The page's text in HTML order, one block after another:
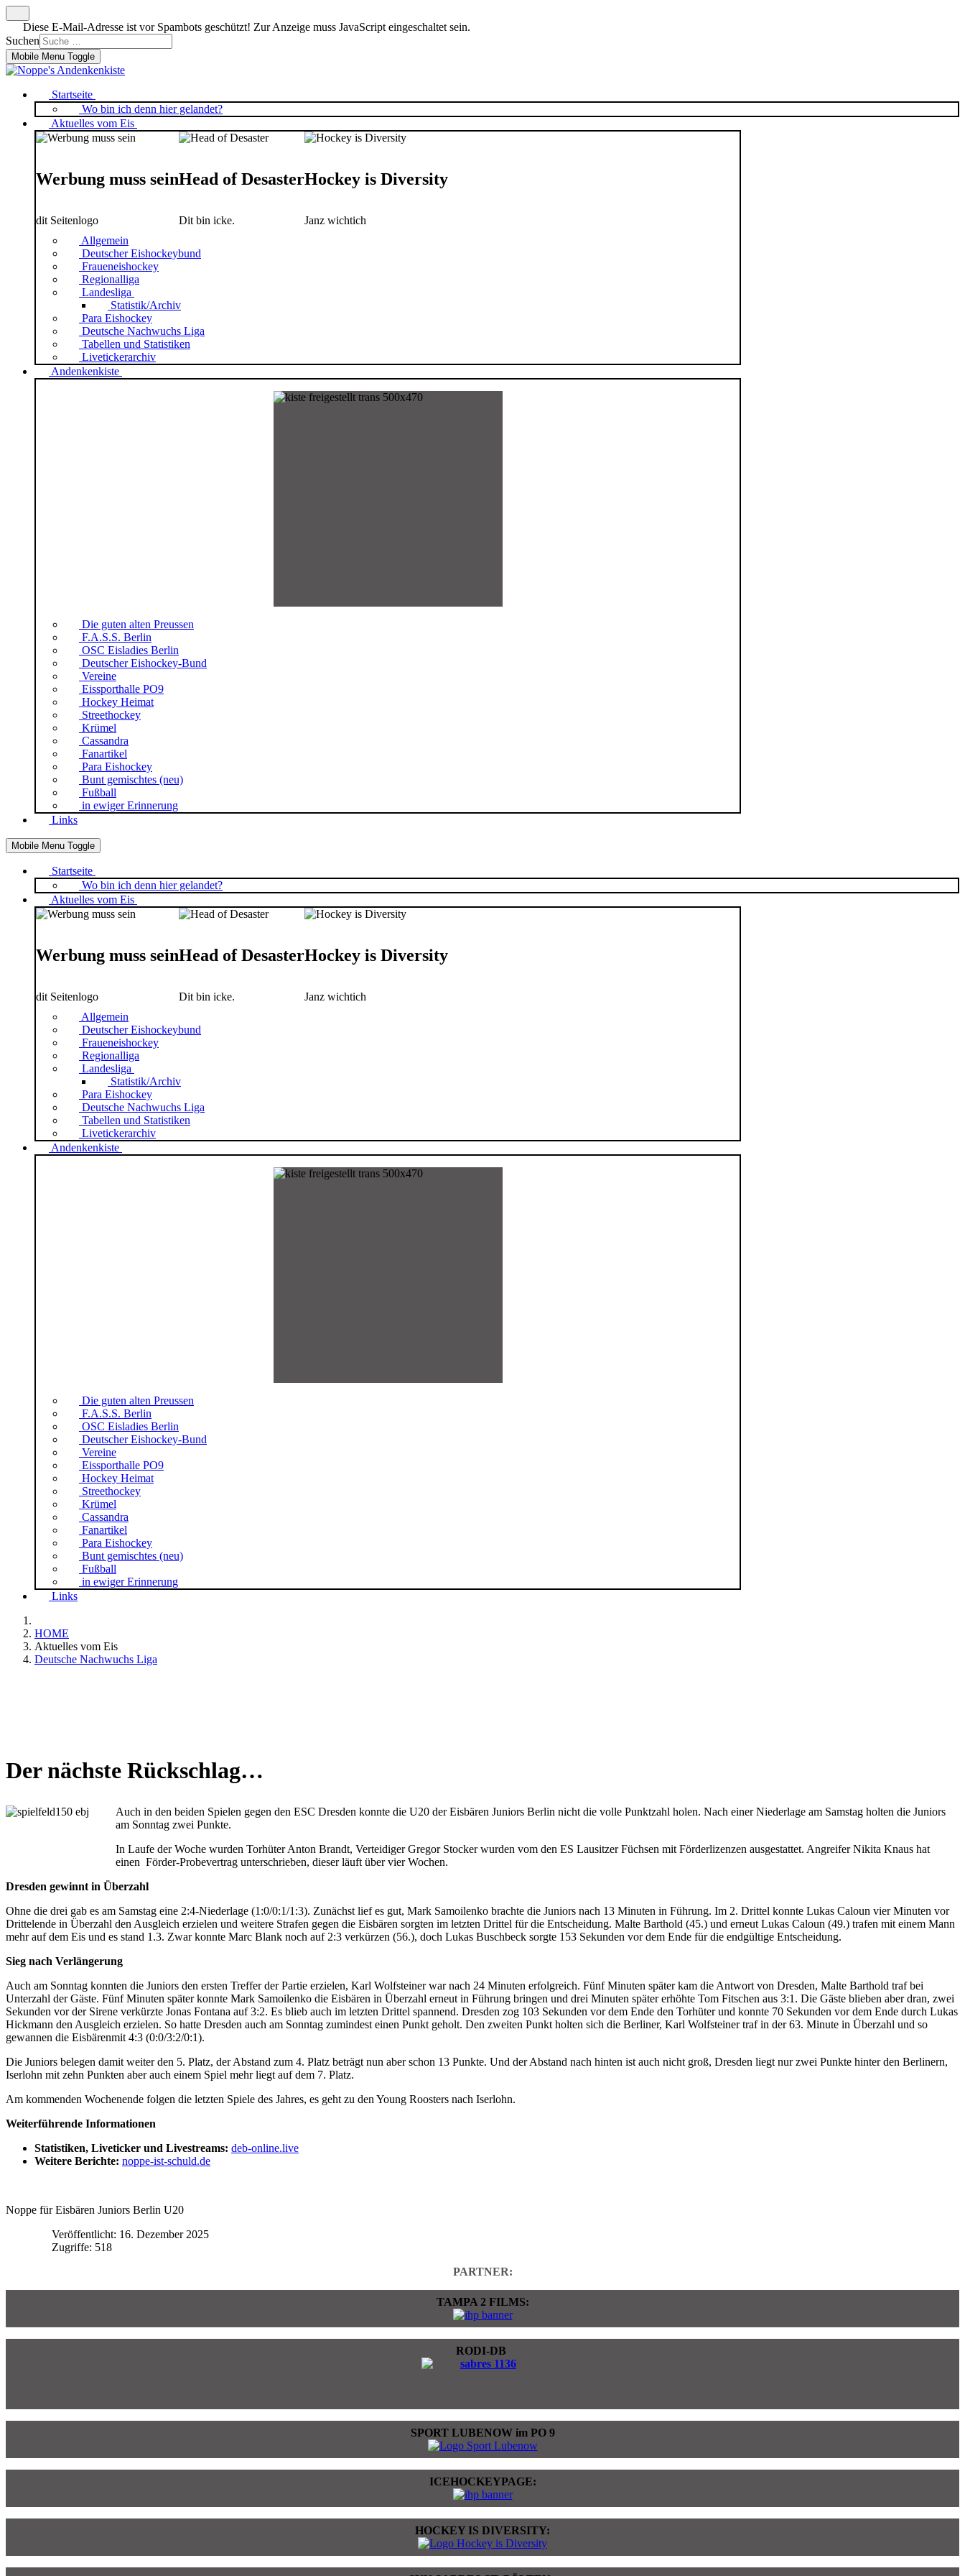
Diese E-Mail-Adresse ist vor Spambots geschützt! Zur Anzeige muss JavaScript eingeschaltet sein.
Suchen
Mobile Menu Toggle
Startseite
Wo bin ich denn hier gelandet?
Aktuelles vom Eis
Werbung muss sein
dit Seitenlogo
Head of Desaster
Dit bin icke.
Hockey is Diversity
Janz wichtich
Allgemein
Deutscher Eishockeybund
Fraueneishockey
Regionalliga
Landesliga
Statistik/Archiv
Para Eishockey
Deutsche Nachwuchs Liga
Tabellen und Statistiken
Livetickerarchiv
Andenkenkiste
Die guten alten Preussen
F.A.S.S. Berlin
OSC Eisladies Berlin
Deutscher Eishockey-Bund
Vereine
Eissporthalle PO9
Hockey Heimat
Streethockey
Krümel
Cassandra
Fanartikel
Para Eishockey
Bunt gemischtes (neu)
Fußball
in ewiger Erinnerung
Links
Mobile Menu Toggle
Startseite
Wo bin ich denn hier gelandet?
Aktuelles vom Eis
Werbung muss sein
dit Seitenlogo
Head of Desaster
Dit bin icke.
Hockey is Diversity
Janz wichtich
Allgemein
Deutscher Eishockeybund
Fraueneishockey
Regionalliga
Landesliga
Statistik/Archiv
Para Eishockey
Deutsche Nachwuchs Liga
Tabellen und Statistiken
Livetickerarchiv
Andenkenkiste
Die guten alten Preussen
F.A.S.S. Berlin
OSC Eisladies Berlin
Deutscher Eishockey-Bund
Vereine
Eissporthalle PO9
Hockey Heimat
Streethockey
Krümel
Cassandra
Fanartikel
Para Eishockey
Bunt gemischtes (neu)
Fußball
in ewiger Erinnerung
Links
HOME
Aktuelles vom Eis
Deutsche Nachwuchs Liga
Der nächste Rückschlag…
Auch in den beiden Spielen gegen den ESC Dresden konnte die U20 der Eisbären Juniors Berlin nicht die volle Punktzahl holen. Nach einer Niederlage am Samstag holten die Juniors
am Sonntag zwei Punkte.
In Laufe der Woche wurden Torhüter Anton Brandt, Verteidiger Gregor Stocker wurden vom den ES Lausitzer Füchsen mit Förderlizenzen ausgestattet. Angreifer Nikita Knaus hat
einen Förder-Probevertrag unterschrieben, dieser läuft über vier Wochen.
Dresden gewinnt in Überzahl
Ohne die drei gab es am Samstag eine 2:4-Niederlage (1:0/0:1/1:3). Zunächst lief es gut, Mark Samoilenko brachte die Juniors nach 13 Minuten in Führung. Im 2. Drittel konnte Lukas Caloun vier Minuten vor
Drittelende in Überzahl den Ausgleich erzielen und weitere Strafen gegen die Eisbären sorgten im letzten Drittel für die Entscheidung. Malte Barthold (45.) und erneut Lukas Caloun (49.) trafen mit einem Mann
mehr auf dem Eis und es stand 1.3. Zwar konnte Marc Blank noch auf 2:3 verkürzen (56.), doch Lukas Buschbeck sorgte 153 Sekunden vor dem Ende für die endgültige Entscheidung.
Sieg nach Verlängerung
Auch am Sonntag konnten die Juniors den ersten Treffer der Partie erzielen, Karl Wolfsteiner war nach 24 Minuten erfolgreich. Fünf Minuten später kam die Antwort von Dresden, Malte Barthold traf bei
Unterzahl der Gäste. Fünf Minuten später konnte Mark Samoilenko die Eisbären in Überzahl erneut in Führung bringen und drei Minuten später erhöhte Tom Fitschen aus 3:1. Die Gäste blieben aber dran, zwei
Sekunden vor der Sirene verkürzte Jonas Fontana auf 3:2. Es blieb auch im letzten Drittel spannend. Dresden zog 103 Sekunden vor dem Ende den Torhüter und konnte 70 Sekunden vor dem Ende durch Lukas
Hickmann den Ausgleich erzielen. So hatte Dresden auch am Sonntag zumindest einen Punkt geholt. Den zweiten Punkt holten sich die Berliner, Karl Wolfsteiner traf in der 63. Minute in Überzahl und so
gewannen die Eisbärenmit 4:3 (0:0/3:2/0:1).
Die Juniors belegen damit weiter den 5. Platz, der Abstand zum 4. Platz beträgt nun aber schon 13 Punkte. Und der Abstand nach hinten ist auch nicht groß, Dresden liegt nur zwei Punkte hinter den Berlinern,
Iserlohn mit zehn Punkten aber auch einem Spiel mehr liegt auf dem 7. Platz.
Am kommenden Wochenende folgen die letzten Spiele des Jahres, es geht zu den Young Roosters nach Iserlohn.
Weiterführende Informationen
Statistiken, Liveticker und Livestreams: deb-online.live
Weitere Berichte: noppe-ist-schuld.de
Noppe für Eisbären Juniors Berlin U20
Veröffentlicht: 16. Dezember 2025
Zugriffe: 518
PARTNER:
TAMPA 2 FILMS:
RODI-DB
SPORT LUBENOW im PO 9
ICEHOCKEYPAGE:
HOCKEY IS DIVERSITY: